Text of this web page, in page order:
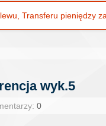
Transferu pieniędzy
wyk.5
0